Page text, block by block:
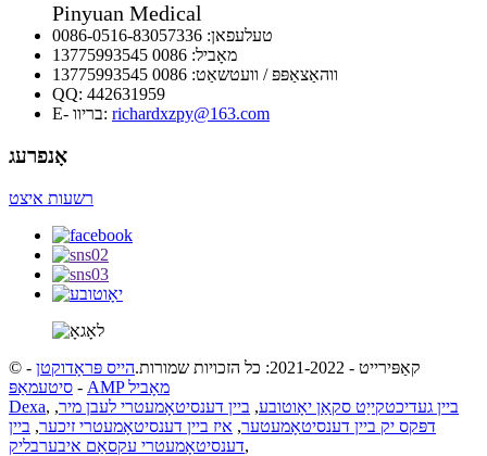
Pinyuan Medical
טעלעפאן: 0086-0516-83057336
מאָביל: 0086 13775993545
ווהאַצאַפּפּ / וועטשאַט: 0086 13775993545
QQ: 442631959
E- בריוו: richardxzpy@163.com
אָנפרעג
רשעות איצט
© קאַפּירייט - 2021-2022: כל הזכויות שמורות. הייס פּראָדוקטן -
סיטעמאַפּ -
AMP מאָביל
Dexa, ביין געדיכטקייַט סקאַן יאָוטובע, ביין דענסיטאָמעטרי לעבן מיר,
דפּקס יק ביין דענסיטאָמעטער, איז ביין דענסיטאָמעטרי זיכער, ביין
דענסיטאָמעטרי עקסאַם איבערבליק,